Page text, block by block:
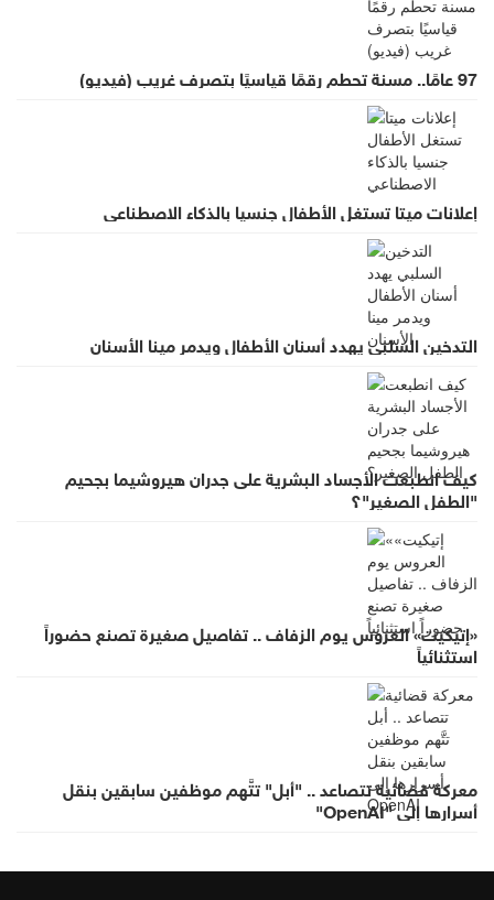
97 عامًا.. مسنة تحطم رقمًا قياسيًا بتصرف غريب (فيديو)
إعلانات ميتا تستغل الأطفال جنسيا بالذكاء الاصطناعي
التدخين السلبي يهدد أسنان الأطفال ويدمر مينا الأسنان
كيف انطبعت الأجساد البشرية على جدران هيروشيما بجحيم
"الطفل الصغير"؟
«إتيكيت» العروس يوم الزفاف .. تفاصيل صغيرة تصنع حضوراً
استثنائياً
معركة قضائية تتصاعد .. "أبل" تتَّهم موظفين سابقين بنقل
أسرارها إلى "OpenAI"